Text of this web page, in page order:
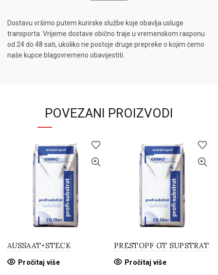
Dostavu vršimo putem kurirske službe koje obavlja usluge
transporta. Vrijeme dostave obično traje u vremenskom rasponu
od 24 do 48 sati, ukoliko ne postoje druge prepreke o kojim ćemo
naše kupce blagovremeno obavijestiti.
POVEZANI PROIZVODI
AUSSAAT+STECK
Pročitaj više
PRESTOPF GT SUPSTRAT
Pročitaj više